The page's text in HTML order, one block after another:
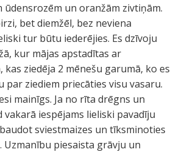
ūdensrozēm un oranžām zivtiņām.
bet diemžēl, bez neviena
tur būtu iederējies. Es dzīvoju
kur mājas apstadītas ar
ziedēja 2 mēnešu garumā, ko es
par ziediem priecāties visu vasaru.
mainīgs. Ja no rīta drēgns un
vakarā iespējams lieliski pavadīju
sviestmaizes un tīksminoties
Uzmanību piesaista grāvju un